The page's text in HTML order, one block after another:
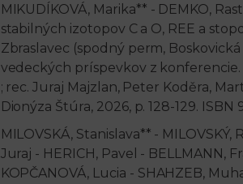
MIKUDÍKOVÁ, Marika** - DEMKO,
stabilných izotopov C a O, REE a
Zbraslavec (spodný perm,
vedeckých príspevkov z
; rec. Juraj Majzlan, Peter Koděra,
Dionýza Štúra, 2026, p. 128-129.
MILOVSKÁ, Stanislava** - MILOVSKÝ,
Juraj - HERICH, Pavel - BELLMANN,
KOPČANOVÁ, Lucia - SHAHZEB,